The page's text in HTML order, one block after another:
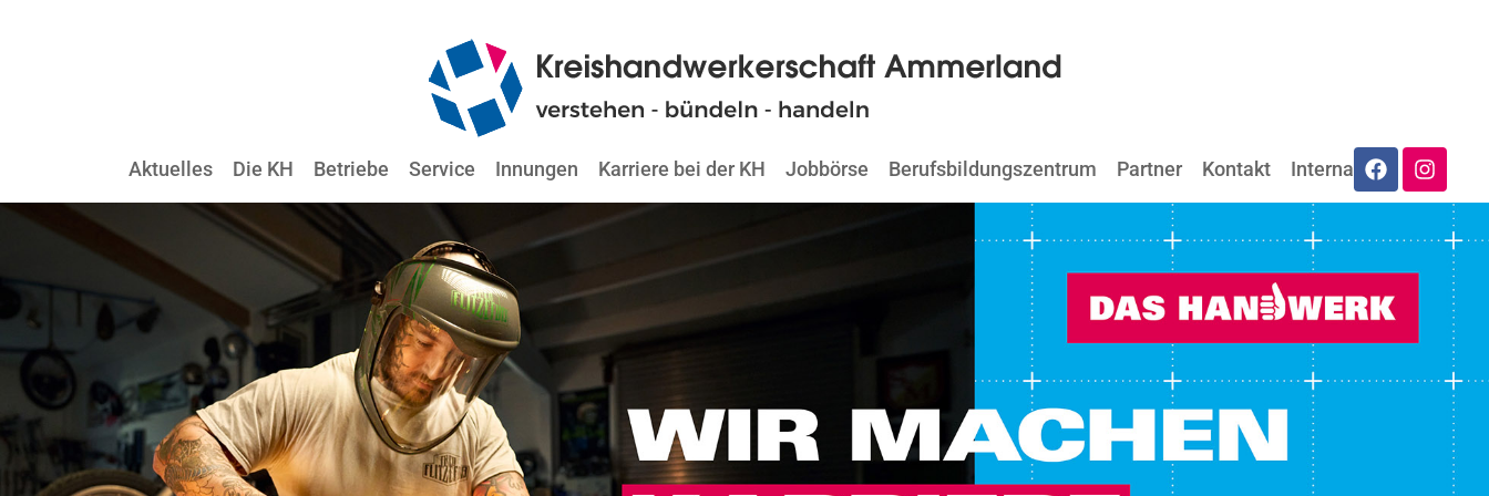
Aktuelles Die KH Betriebe Service Innungen Karriere bei der KH Jobbörse Berufsbildungszentrum Partner Kontakt Internat